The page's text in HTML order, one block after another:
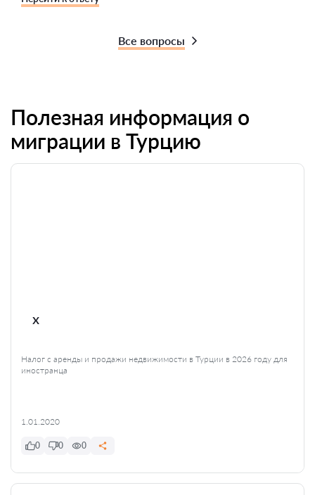
Все вопросы
Полезная информация о
миграции в Турцию
x
Налог с аренды и продажи недвижимости в Турции в 2026 году для
иностранца
1.01.2020
0 0 0